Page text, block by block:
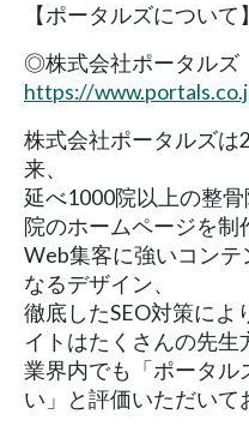
【ポータルズについて】
◎株式会社ポータルズ
https://
株式会社ポータルズは
来、
延べ1000院以上の整
院のホームページを制
Web集客に強いコンテ
なるデザイン、
徹底したSEO対策によ
イトはたくさんの先生
業界内でも「ポータル
い」と評価いただいて